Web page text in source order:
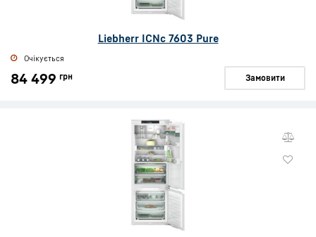
Liebherr ICNc 7603 Pure
Очікується
84 499 грн Замовити